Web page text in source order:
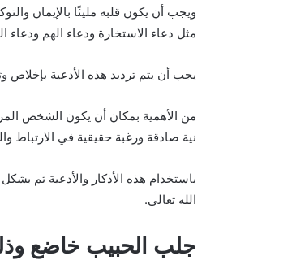
ويجب أن يكون قلبه مليئًا بالإيمان
مثل دعاء الاستخارة ودعاء الهم ودعاء
يجب أن يتم ترديد هذه الأدعية بإخلاص
من الأهمية بمكان أن يكون الشخص
نية صادقة ورغبة حقيقية في الارتباط
باستخدام هذه الأذكار والأدعية ثم
الله تعالى.
جلب الحبيب خاضع